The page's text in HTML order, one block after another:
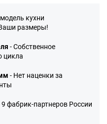
кухни
размеры!
- Собственное
цикла
- Нет наценки за
9 фабрик-партнеров России